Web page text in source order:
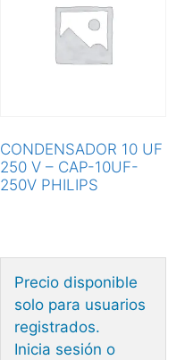
CONDENSADOR 10 UF
250 V – CAP-10UF-
250V PHILIPS
Precio disponible
solo para usuarios
registrados.
Inicia sesión o